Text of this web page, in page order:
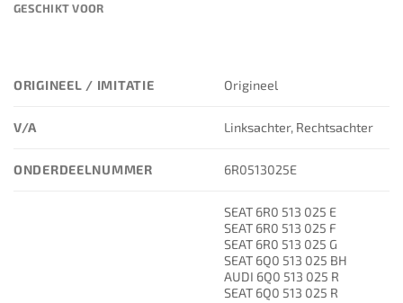
GESCHIKT VOOR
ORIGINEEL / IMITATIE Origineel
V/A Linksachter, Rechtsachter
ONDERDEELNUMMER 6R0513025E
SEAT 6R0 513 025 E
SEAT 6R0 513 025 F
SEAT 6R0 513 025 G
SEAT 6Q0 513 025 BH
AUDI 6Q0 513 025 R
SEAT 6Q0 513 025 R